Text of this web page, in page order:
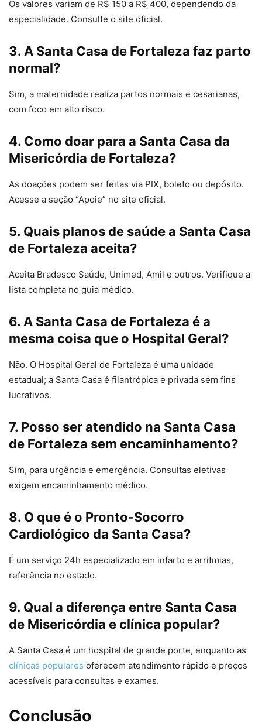
Os valores variam de R$ 150 a R$ 400, dependendo da
especialidade. Consulte o site oficial.
3. A Santa Casa de Fortaleza faz parto
normal?
Sim, a maternidade realiza partos normais e cesarianas,
com foco em alto risco.
4. Como doar para a Santa Casa da
Misericórdia de Fortaleza?
As doações podem ser feitas via PIX, boleto ou depósito.
Acesse a seção “Apoie” no site oficial.
5. Quais planos de saúde a Santa Casa
de Fortaleza aceita?
Aceita Bradesco Saúde, Unimed, Amil e outros. Verifique a
lista completa no guia médico.
6. A Santa Casa de Fortaleza é a
mesma coisa que o Hospital Geral?
Não. O Hospital Geral de Fortaleza é uma unidade
estadual; a Santa Casa é filantrópica e privada sem fins
lucrativos.
7. Posso ser atendido na Santa Casa
de Fortaleza sem encaminhamento?
Sim, para urgência e emergência. Consultas eletivas
exigem encaminhamento médico.
8. O que é o Pronto-Socorro
Cardiológico da Santa Casa?
É um serviço 24h especializado em infarto e arritmias,
referência no estado.
9. Qual a diferença entre Santa Casa
de Misericórdia e clínica popular?
A Santa Casa é um hospital de grande porte, enquanto as
clínicas populares oferecem atendimento rápido e preços
acessíveis para consultas e exames.
Conclusão